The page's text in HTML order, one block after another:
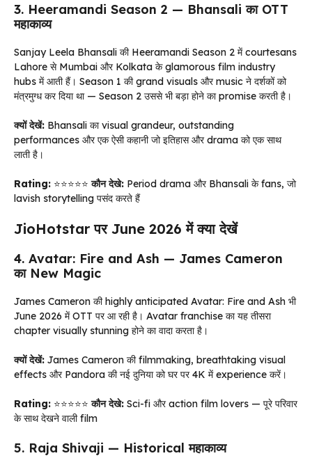
3. Heeramandi Season 2 — Bhansali का OTT
महाकाव्य
Sanjay Leela Bhansali की Heeramandi Season 2 में courtesans
Lahore से Mumbai और Kolkata के glamorous film industry
hubs में आती हैं। Season 1 की grand visuals और music ने दर्शकों को
मंत्रमुग्ध कर दिया था — Season 2 उससे भी बड़ा होने का promise करती है।
क्यों देखें: Bhansali का visual grandeur, outstanding
performances और एक ऐसी कहानी जो इतिहास और drama को एक साथ
लाती है।
Rating: ⭐⭐⭐⭐⭐कौन देखे: Period drama और Bhansali के fans, जो
lavish storytelling पसंद करते हैं
JioHotstar पर June 2026 में क्या देखें
4. Avatar: Fire and Ash — James Cameron
का New Magic
James Cameron की highly anticipated Avatar: Fire and Ash भी
June 2026 में OTT पर आ रही है। Avatar franchise का यह तीसरा
chapter visually stunning होने का वादा करता है।
क्यों देखें: James Cameron की filmmaking, breathtaking visual
effects और Pandora की नई दुनिया को घर पर 4K में experience करें।
Rating: ⭐⭐⭐⭐⭐कौन देखे: Sci-fi और action film lovers — पूरे परिवार
के साथ देखने वाली film
5. Raja Shivaji — Historical महाकाव्य